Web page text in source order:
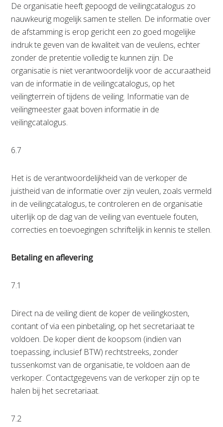
De organisatie heeft gepoogd de veilingcatalogus zo
nauwkeurig mogelijk samen te stellen. De informatie over
de afstamming is erop gericht een zo goed mogelijke
indruk te geven van de kwaliteit van de veulens, echter
zonder de pretentie volledig te kunnen zijn. De
organisatie is niet verantwoordelijk voor de accuraatheid
van de informatie in de veilingcatalogus, op het
veilingterrein of tijdens de veiling. Informatie van de
veilingmeester gaat boven informatie in de
veilingcatalogus.
6.7
Het is de verantwoordelijkheid van de verkoper de
juistheid van de informatie over zijn veulen, zoals vermeld
in de veilingcatalogus, te controleren en de organisatie
uiterlijk op de dag van de veiling van eventuele fouten,
correcties en toevoegingen schriftelijk in kennis te stellen.
Betaling en aflevering
7.1
Direct na de veiling dient de koper de veilingkosten,
contant of via een pinbetaling, op het secretariaat te
voldoen. De koper dient de koopsom (indien van
toepassing, inclusief BTW) rechtstreeks, zonder
tussenkomst van de organisatie, te voldoen aan de
verkoper. Contactgegevens van de verkoper zijn op te
halen bij het secretariaat.
7.2